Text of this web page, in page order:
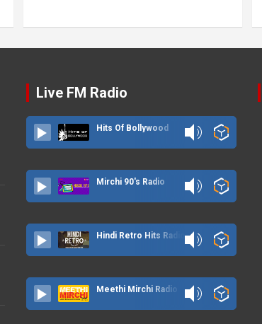
Live FM Radio
Hits Of Bollywood
Mirchi 90's Radio
Hindi Retro Hits Radio
Meethi Mirchi Radio